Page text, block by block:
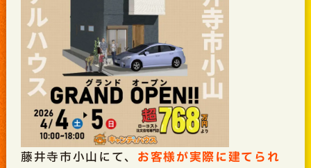
藤井寺市小山にて、 お客様が実際に建てられ